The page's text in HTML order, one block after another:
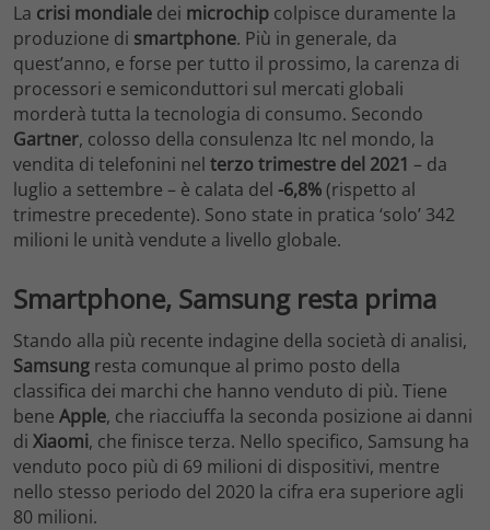
La crisi mondiale dei microchip colpisce duramente la
produzione di smartphone. Più in generale, da
quest’anno, e forse per tutto il prossimo, la carenza di
processori e semiconduttori sul mercati globali
morderà tutta la tecnologia di consumo. Secondo
Gartner, colosso della consulenza Itc nel mondo, la
vendita di telefonini nel terzo trimestre del 2021 – da
luglio a settembre – è calata del -6,8%(rispetto al
trimestre precedente). Sono state in pratica ‘solo’ 342
milioni le unità vendute a livello globale.
Smartphone, Samsung resta prima
Stando alla più recente indagine della società di analisi,
Samsung resta comunque al primo posto della
classifica dei marchi che hanno venduto di più. Tiene
bene Apple, che riacciuffa la seconda posizione ai danni
di Xiaomi, che finisce terza. Nello specifico, Samsung ha
venduto poco più di 69 milioni di dispositivi, mentre
nello stesso periodo del 2020 la cifra era superiore agli
80 milioni.